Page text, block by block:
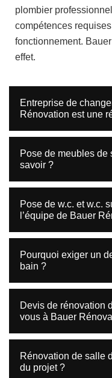
plombier
compétences
fonctionnement.
effet.
Entreprise de
Rénovation est une
Pose de meubles de
savoir ?
Pose de w.c. et w.c.
l’équipe de Bauer
Pourquoi exiger un
bain ?
Devis de rénovation
vous à Bauer
Rénovation de salle
du projet ?